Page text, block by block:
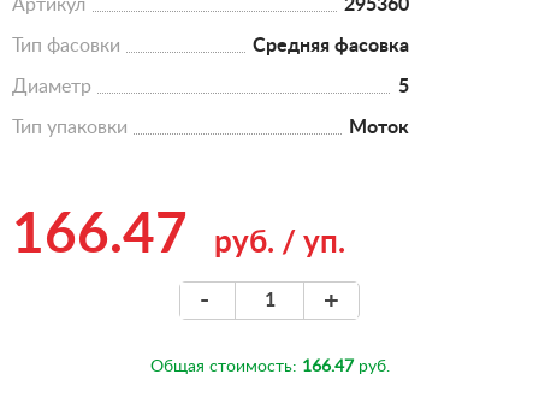
Артикул 295360
Тип фасовки Средняя фасовка
Диаметр 5
Тип упаковки Моток
166.47 руб. / уп.
- +
Общая стоимость: 166.47руб.